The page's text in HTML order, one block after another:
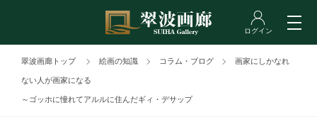
翠波画廊トップ 絵画の知識 コラム・ブログ 画家にしかなれ
ない人が画家になる
～ゴッホに憧れてアルルに住んだギィ・デサップ